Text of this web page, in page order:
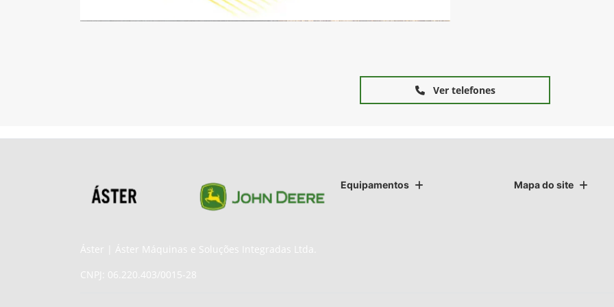
Ver telefones
Equipamentos Mapa do site
Áster | Áster Máquinas e Soluções Integradas Ltda.
CNPJ: 06.220.403/0015-28